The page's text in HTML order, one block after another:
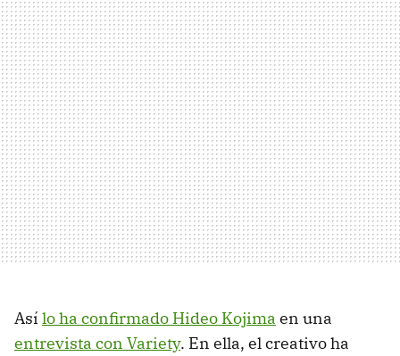
Así lo ha confirmado Hideo Kojima en una
entrevista con Variety. En ella, el creativo ha